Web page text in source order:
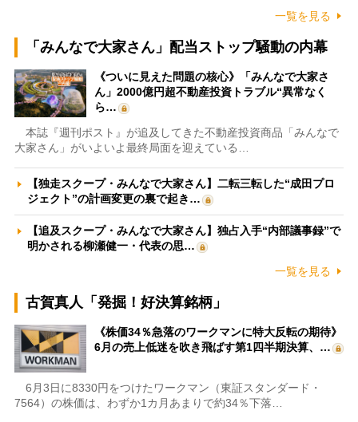
一覧を見る
「みんなで大家さん」配当ストップ騒動の内幕
《ついに見えた問題の核心》「みんなで大家さ
ん」2000億円超不動産投資トラブル“異常なく
ら…
本誌『週刊ポスト』が追及してきた不動産投資商品「みんなで
大家さん」がいよいよ最終局面を迎えている…
【独走スクープ・みんなで大家さん】二転三転した“成田プロ
ジェクト”の計画変更の裏で起き…
【追及スクープ・みんなで大家さん】独占入手“内部議事録”で
明かされる柳瀬健一・代表の思…
一覧を見る
古賀真人「発掘！好決算銘柄」
《株価34％急落のワークマンに特大反転の期待》
6月の売上低迷を吹き飛ばす第1四半期決算、…
6月3日に8330円をつけたワークマン（東証スタンダード・
7564）の株価は、わずか1カ月あまりで約34％下落…